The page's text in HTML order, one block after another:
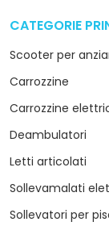
CATEGORIE
Scooter per
Carrozzine
Carrozzine
Deambulatori
Letti articolati
Sollevamalati
Sollevatori per